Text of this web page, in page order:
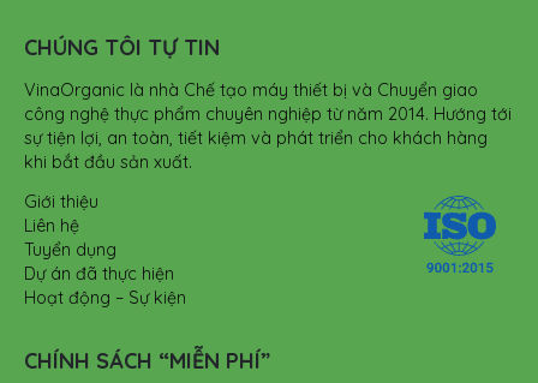
CHÚNG TÔI TỰ TIN
VinaOrganic là nhà Chế tạo máy thiết bị và Chuyển giao
công nghệ thực phẩm chuyên nghiệp từ năm 2014. Hướng tới
sự tiện lợi, an toàn, tiết kiệm và phát triển cho khách hàng
khi bắt đầu sản xuất.
Giới thiệu
Liên hệ
Tuyển dụng
Dự án đã thực hiện
Hoạt động – Sự kiện
CHÍNH SÁCH “MIỄN PHÍ”